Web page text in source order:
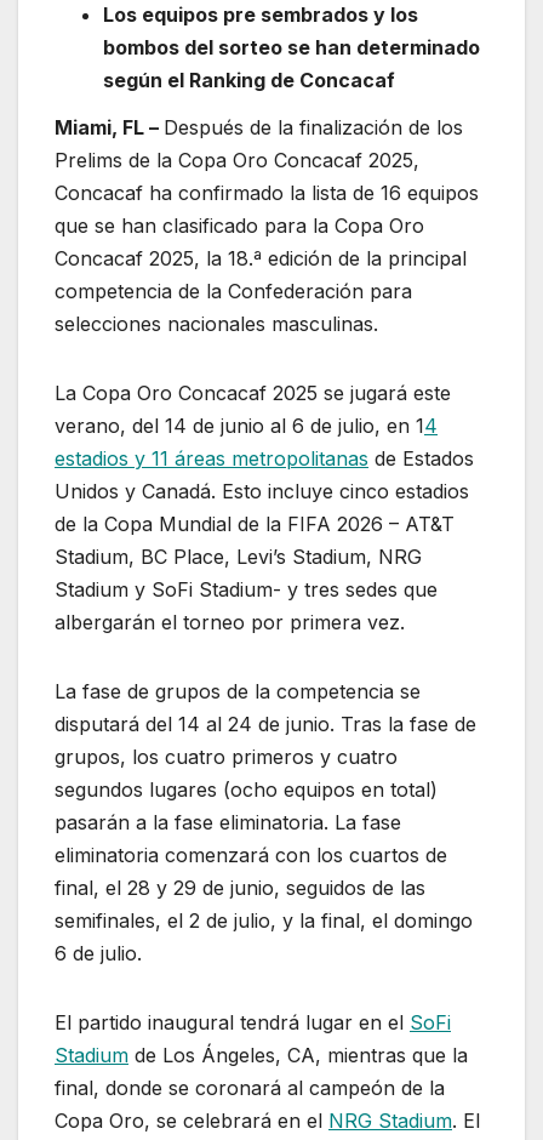
Los equipos pre sembrados y los
bombos del sorteo se han determinado
según el Ranking de Concacaf
Miami, FL – Después de la finalización de los
Prelims de la Copa Oro Concacaf 2025,
Concacaf ha confirmado la lista de 16 equipos
que se han clasificado para la Copa Oro
Concacaf 2025, la 18.ª edición de la principal
competencia de la Confederación para
selecciones nacionales masculinas.
La Copa Oro Concacaf 2025 se jugará este
verano, del 14 de junio al 6 de julio, en 14
estadios y 11 áreas metropolitanas de Estados
Unidos y Canadá. Esto incluye cinco estadios
de la Copa Mundial de la FIFA 2026 – AT&T
Stadium, BC Place, Levi’s Stadium, NRG
Stadium y SoFi Stadium- y tres sedes que
albergarán el torneo por primera vez.
La fase de grupos de la competencia se
disputará del 14 al 24 de junio. Tras la fase de
grupos, los cuatro primeros y cuatro
segundos lugares (ocho equipos en total)
pasarán a la fase eliminatoria. La fase
eliminatoria comenzará con los cuartos de
final, el 28 y 29 de junio, seguidos de las
semifinales, el 2 de julio, y la final, el domingo
6 de julio.
El partido inaugural tendrá lugar en el SoFi
Stadium de Los Ángeles, CA, mientras que la
final, donde se coronará al campeón de la
Copa Oro, se celebrará en el NRG Stadium. El